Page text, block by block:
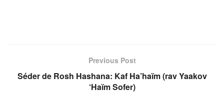
Previous Post
Séder de Rosh Hashana: Kaf Ha’haïm (rav Yaakov
‘Haïm Sofer)